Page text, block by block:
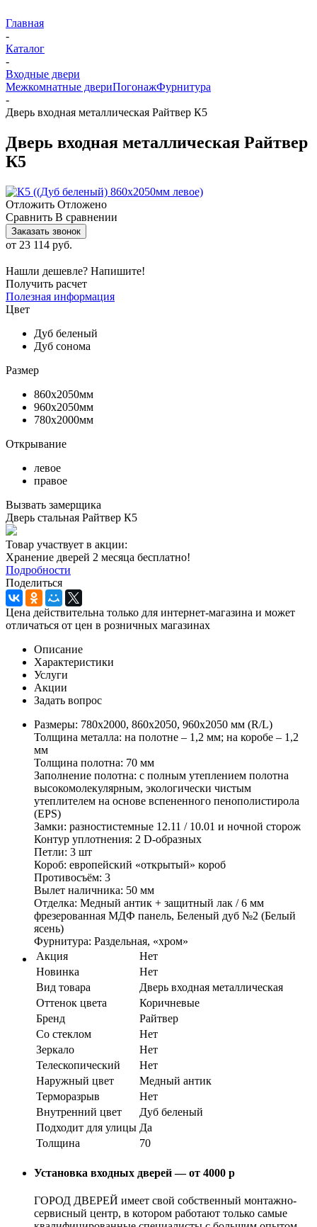
Главная
-
Каталог
-
Входные двери
Межкомнатные двериПогонажФурнитура
-
Дверь входная металлическая Райтвер К5
Дверь входная металлическая Райтвер
К5
Отложить Отложено
Сравнить В сравнении
Заказать звонок
от 23 114 руб.
Нашли дешевле? Напишите!
Получить расчет
Полезная информация
Цвет
Дуб беленый
Дуб сонома
Размер
860х2050мм
960х2050мм
780х2000мм
Открывание
левое
правое
Вызвать замерщика
Дверь стальная Райтвер К5
Товар участвует в акции:
Хранение дверей 2 месяца бесплатно!
Подробности
Поделиться
Цена действительна только для интернет-магазина и может
отличаться от цен в розничных магазинах
Описание
Характеристики
Услуги
Акции
Задать вопрос
Размеры: 780х2000, 860х2050, 960х2050 мм (R/L)
Толщина металла: на полотне – 1,2 мм; на коробе – 1,2
мм
Толщина полотна: 70 мм
Заполнение полотна: с полным утеплением полотна
высокомолекулярным, экологически чистым
утеплителем на основе вспененного пенополистирола
(EPS)
Замки: разностистемные 12.11 / 10.01 и ночной сторож
Контур уплотнения: 2 D-образных
Петли: 3 шт
Короб: европейский «открытый» короб
Противосъём: 3
Вылет наличника: 50 мм
Отделка: Медный антик + защитный лак / 6 мм
фрезерованная МДФ панель, Беленый дуб №2 (Белый
ясень)
Фурнитура: Раздельная, «хром»
Акция
Нет
Новинка
Нет
Вид товара
Дверь входная металлическая
Оттенок цвета
Коричневые
Бренд
Райтвер
Со стеклом
Нет
Зеркало
Нет
Телескопический
Нет
Наружный цвет
Медный антик
Терморазрыв
Нет
Внутренний цвет
Дуб беленый
Подходит для улицы Да
Толщина
70
Установка входных дверей — от 4000 р
ГОРОД ДВЕРЕЙ имеет свой собственный монтажно-
сервисный центр, в котором работают только самые